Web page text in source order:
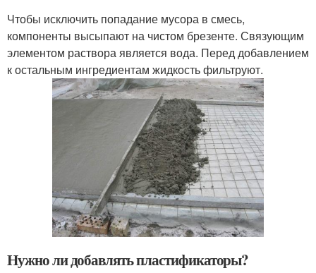
Чтобы исключить попадание мусора в смесь,
компоненты высыпают на чистом брезенте. Связующим
элементом раствора является вода. Перед добавлением
к остальным ингредиентам жидкость фильтруют.
Нужно ли добавлять пластификаторы?